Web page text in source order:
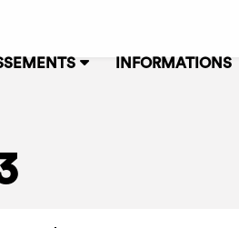
INFORMATIONS